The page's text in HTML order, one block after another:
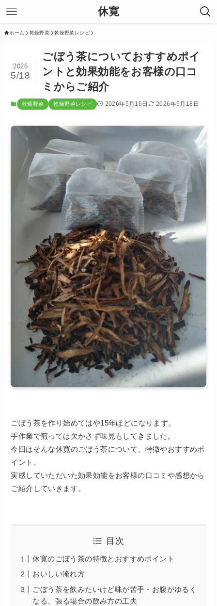
休寛
ホーム 乾燥野菜 乾燥野菜レシピ
ごぼう茶についておすすめポイ
ントと効果効能をお客様の口コ
ミからご紹介
2026
5/18
乾燥野菜 乾燥野菜レシピ 2026年5月16日 2026年5月18日
ごぼう茶を作り始めてはや15年ほどになります。
手作業で煎っては欠かさず味見もしてきました。
今回はそんな休寛のごぼう茶について、特徴やおすすめポ
イント、
実感していただいた効果効能をお客様の口コミや感想から
ご紹介していきます。
目次
休寛のごぼう茶の特徴とおすすめポイント
おいしい淹れ方
ごぼう茶を飲みたいけど味が苦手・お腹がゆるく
なる、張る場合の飲み方の工夫